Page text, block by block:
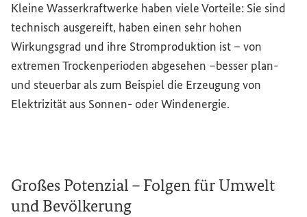
Kleine Wasserkraftwerke haben viele Vorteile: Sie sind
technisch ausgereift, haben einen sehr hohen
Wirkungsgrad und ihre Stromproduktion ist – von
extremen Trockenperioden abgesehen –besser plan-
und steuerbar als zum Beispiel die Erzeugung von
Elektrizität aus Sonnen- oder Windenergie.
Großes Potenzial – Folgen für Umwelt
und Bevölkerung